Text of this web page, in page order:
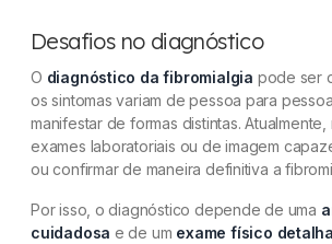
Desafios no diagnóstico
O diagnóstico da fibromialgia pode ser
os sintomas variam de pessoa para
manifestar de formas distintas.
exames laboratoriais ou de imagem
ou confirmar de maneira definitiva a
Por isso, o diagnóstico depende de uma
cuidadosa e de um exame físico